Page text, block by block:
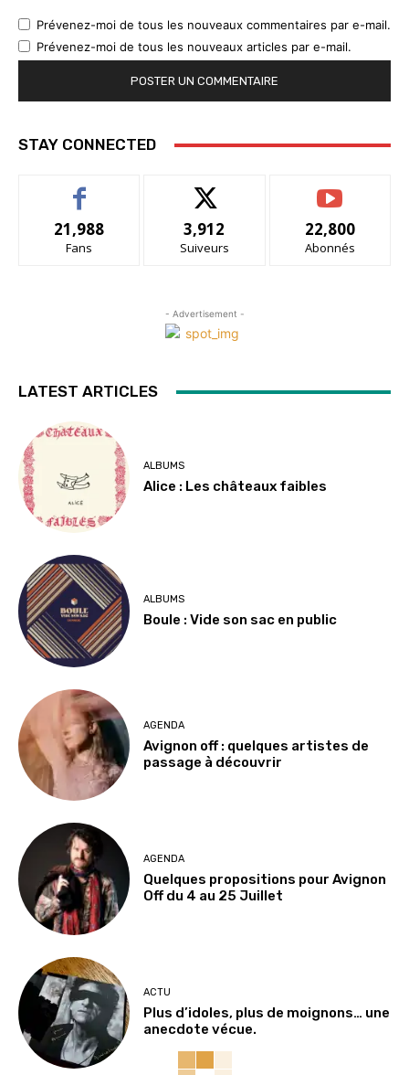
Prévenez-moi de tous les nouveaux commentaires par e-mail.
Prévenez-moi de tous les nouveaux articles par e-mail.
STAY CONNECTED
21,988
Fans
3,912
Suiveurs
22,800
Abonnés
- Advertisement -
LATEST ARTICLES
ALBUMS
Alice : Les châteaux faibles
ALBUMS
Boule : Vide son sac en public
AGENDA
Avignon off : quelques artistes de
passage à découvrir
AGENDA
Quelques propositions pour Avignon
Off du 4 au 25 Juillet
ACTU
Plus d’idoles, plus de moignons… une
anecdote vécue.